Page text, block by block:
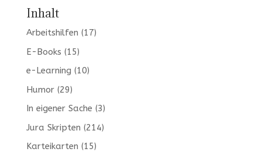
Inhalt
Arbeitshilfen (17)
E-Books (15)
e-Learning (10)
Humor(29)
In eigener Sache (3)
Jura Skripten (214)
Karteikarten (15)